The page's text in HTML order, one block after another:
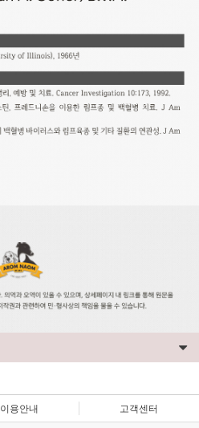
이용안내 고객센터